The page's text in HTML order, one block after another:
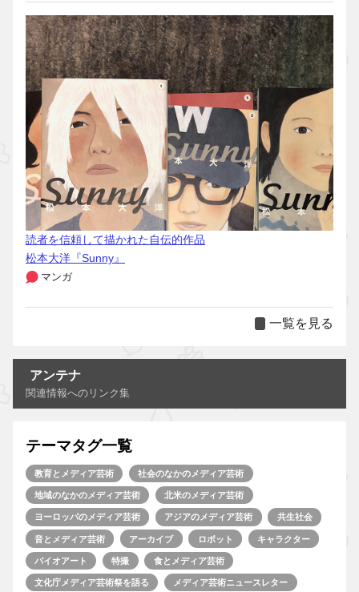
読者を信頼して描かれた自伝的作品
松本大洋『Sunny』
マンガ
一覧を見る
アンテナ
関連情報へのリンク集
テーマタグ一覧
教育とメディア芸術 社会のなかのメディア芸術
地域のなかのメディア芸術 北米のメディア芸術
ヨーロッパのメディア芸術 アジアのメディア芸術 共生社会
音とメディア芸術 アーカイブ ロボット キャラクター
バイオアート 特撮 食とメディア芸術
文化庁メディア芸術祭を語る メディア芸術ニュースレター